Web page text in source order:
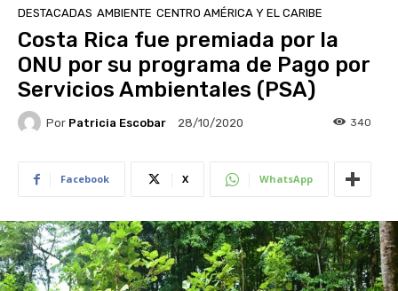
DESTACADAS AMBIENTE CENTRO AMÉRICA Y EL CARIBE
Costa Rica fue premiada por la
ONU por su programa de Pago por
Servicios Ambientales (PSA)
Por Patricia Escobar 28/10/2020 340
Facebook X WhatsApp